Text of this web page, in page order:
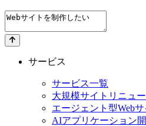
サービス
サービス一覧
大規模サイトリニュ
エージェント型Web
AIアプリケーション